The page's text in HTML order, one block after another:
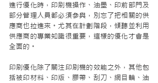
進行優化時，印刷機操作、油墨、印前部門及
部分管理人員都必須參與，別忘了把相關的供
應商也拉進來。尤其在計劃階段，傾聽並利用
供應商的專業知識很重要，這樣的優化才會是
全面的。
印刷優化除了關注印刷機的效能之外，其他包
括被印材料、印版、膠帶、刮刀、網目輪、油